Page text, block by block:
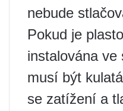
nebude
Pokud je
instalována ve
musí být
se zatížení a